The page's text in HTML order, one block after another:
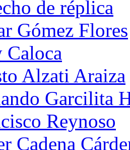
de réplica
Gómez Flores
Alzati Araiza
Garcilita
Reynoso
Cadena